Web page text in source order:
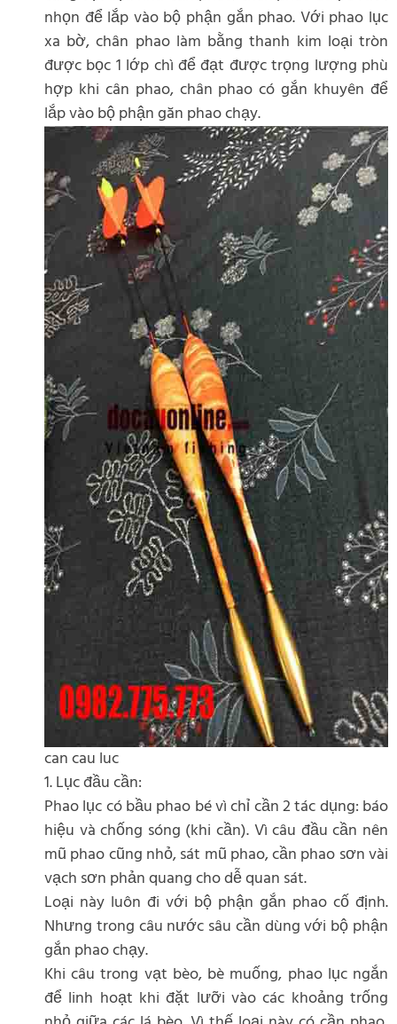
nhọn để lắp vào bộ phận gắn phao. Với phao lục
xa bờ, chân phao làm bằng thanh kim loại tròn
được bọc 1 lớp chì để đạt được trọng lượng phù
hợp khi cân phao, chân phao có gắn khuyên để
lắp vào bộ phận găn phao chạy.
can cau luc
1. Lục đầu cần:
Phao lục có bầu phao bé vì chỉ cần 2 tác dụng: báo
hiệu và chống sóng (khi cần). Vì câu đầu cần nên
mũ phao cũng nhỏ, sát mũ phao, cần phao sơn vài
vạch sơn phản quang cho dễ quan sát.
Loại này luôn đi với bộ phận gắn phao cố định.
Nhưng trong câu nước sâu cần dùng với bộ phận
gắn phao chạy.
Khi câu trong vạt bèo, bè muống, phao lục ngắn
để linh hoạt khi đặt lưỡi vào các khoảng trống